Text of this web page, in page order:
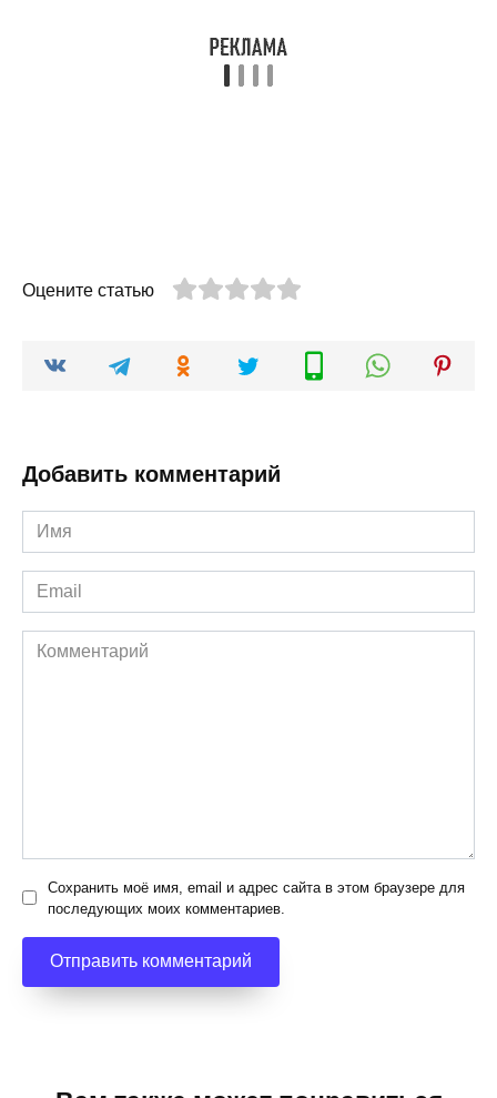
Оцените статью
Добавить комментарий
Имя
*
Email
*
Комментарий
Сохранить моё имя, email и адрес сайта в этом браузере для
последующих моих комментариев.